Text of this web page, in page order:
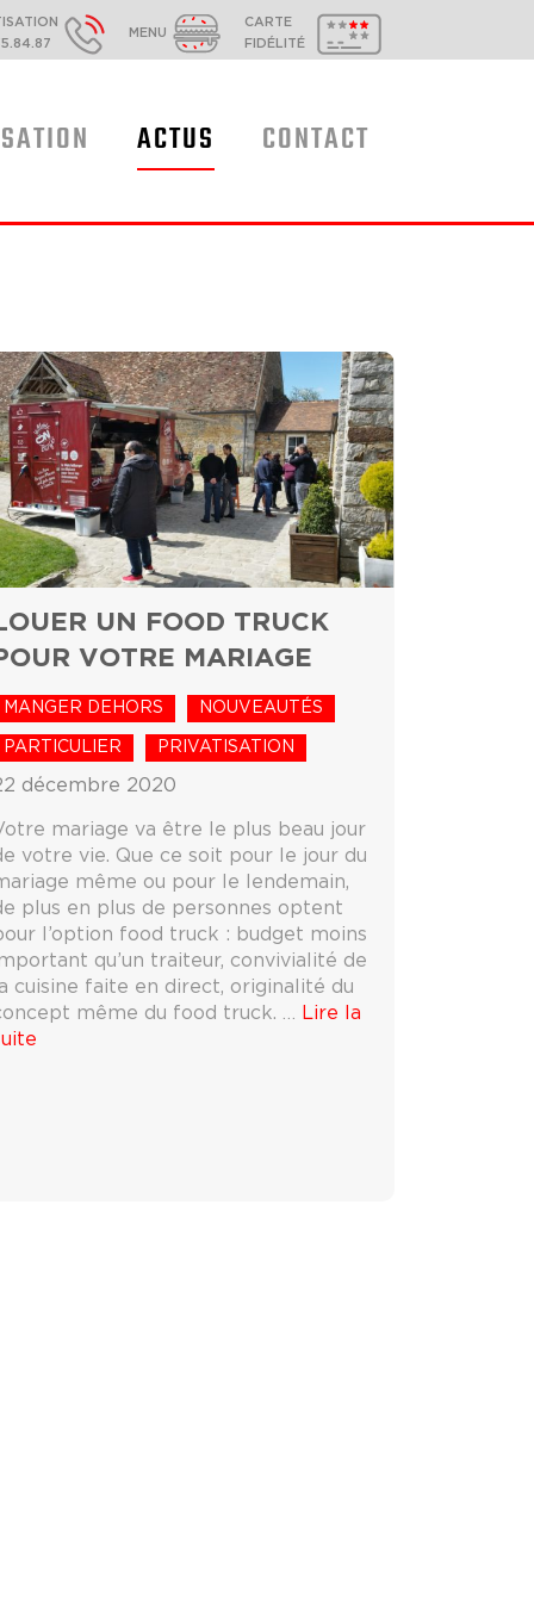
MENU
CARTE
FIDÉLITÉ
ACTUS CONTACT
UN FOOD TRUCK
VOTRE MARIAGE
MANGER DEHORS NOUVEAUTÉS
PARTICULIER PRIVATISATION
décembre 2020
mariage va être le plus beau jour
votre vie. Que ce soit pour le jour du
même ou pour le lendemain,
plus en plus de personnes optent
l’option food truck : budget moins
qu’un traiteur, convivialité de
cuisine faite en direct, originalité du
même du food truck. …
Lire la